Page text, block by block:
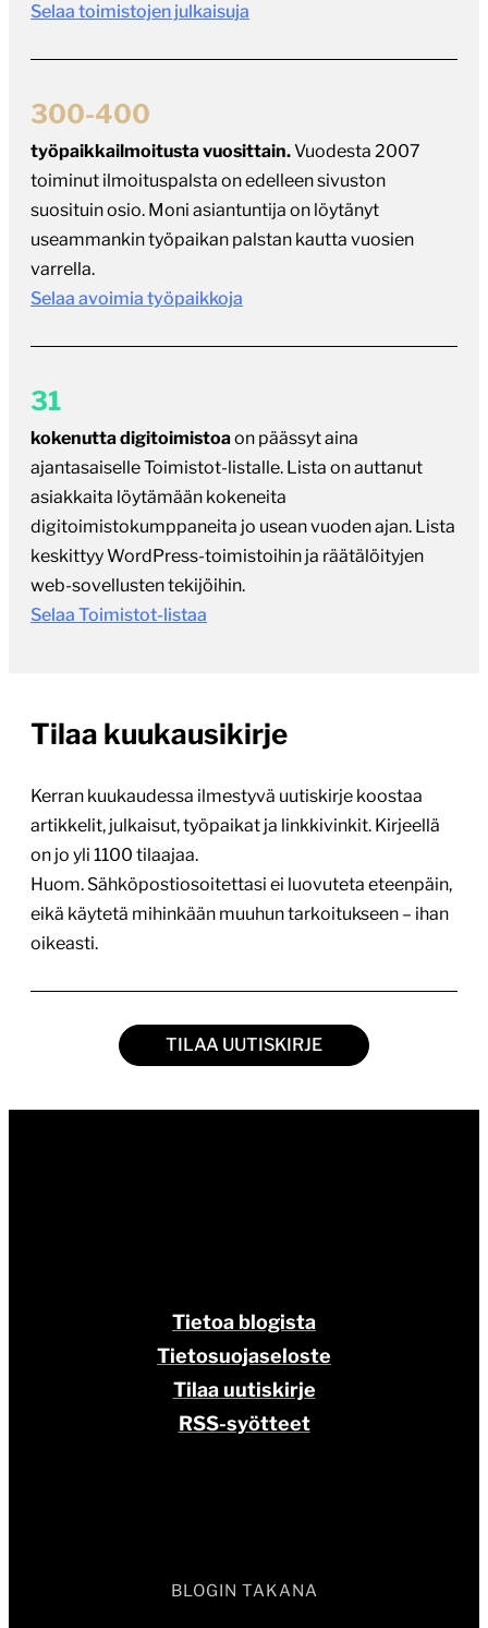
Selaa toimistojen julkaisuja
300-400
työpaikkailmoitusta vuosittain.Vuodesta 2007
toiminut ilmoituspalsta on edelleen sivuston
suosituin osio. Moni asiantuntija on löytänyt
useammankin työpaikan palstan kautta vuosien
varrella.
Selaa avoimia työpaikkoja
31
kokenutta digitoimistoaon päässyt aina
ajantasaiselle Toimistot-listalle. Lista on auttanut
asiakkaita löytämään kokeneita
digitoimistokumppaneita jo usean vuoden ajan. Lista
keskittyy WordPress-toimistoihin ja räätälöityjen
web-sovellusten tekijöihin.
Selaa Toimistot-listaa
Tilaa kuukausikirje
Kerran kuukaudessa ilmestyvä uutiskirje koostaa
artikkelit, julkaisut, työpaikat ja linkkivinkit. Kirjeellä
on jo yli 1100 tilaajaa.
Huom. Sähköpostiosoitettasi ei luovuteta eteenpäin,
eikä käytetä mihinkään muuhun tarkoitukseen – ihan
oikeasti.
TILAA UUTISKIRJE
BLOGIN TAKANA
Tietoa blogista
Tietosuojaseloste
Tilaa uutiskirje
RSS-syötteet